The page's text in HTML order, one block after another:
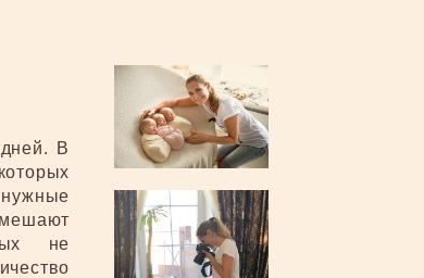
В
мешают
не